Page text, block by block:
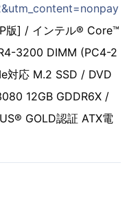
版] / インテル® Core™
3200 DIMM (PC4-2
対応 M.2 SSD / DVD
12GB GDDR6X /
GOLD認証 ATX電